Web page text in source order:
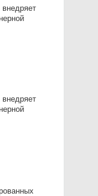
внедряет
внедряет